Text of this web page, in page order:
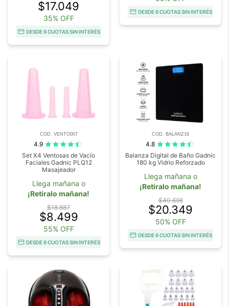
$17.049
35% OFF
DESDE 6 CUOTAS SIN INTERÉS
DESDE 6 CUOTAS SIN INTERÉS
COD. VENTO007
4.9
Set X4 Ventosas de Vacío
Faciales Gadnic PLQ12
Masajeador
Llega mañana o
¡Retiralo mañana!
$18.887
$8.499
55% OFF
DESDE 6 CUOTAS SIN INTERÉS
COD. BALANZ16
4.8
Balanza Digital de Baño Gadnic
180 kg Vidrio Reforzado
Llega mañana o
¡Retiralo mañana!
$40.698
$20.349
50% OFF
DESDE 6 CUOTAS SIN INTERÉS